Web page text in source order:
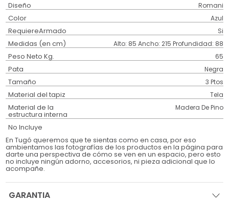
Diseño Romani
Color Azul
RequiereArmado Si
Medidas (en cm) Alto: 85 Ancho: 215 Profundidad: 88
Peso Neto Kg. 65
Pata Negra
Tamaño 3 Ptos
Material del tapiz Tela
Material de la
estructura interna
Madera De Pino
No Incluye
En Tugó queremos que te sientas como en casa, por eso
ambientamos las fotografías de los productos en la página para
darte una perspectiva de cómo se ven en un espacio, pero esto
no incluye ningún adorno, accesorios, ni pieza adicional que lo
acompañe.
GARANTIA